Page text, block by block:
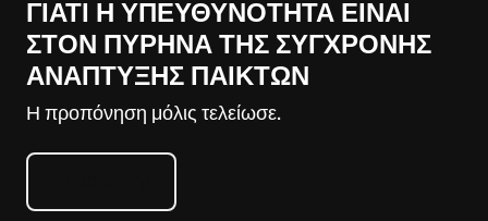
ΓΙΑΤΊ Η ΥΠΕΥΘΥΝΌΤΗΤΑ ΕΊΝΑΙ
ΣΤΟΝ ΠΥΡΉΝΑ ΤΗΣ ΣΎΓΧΡΟΝΗΣ
ΑΝΆΠΤΥΞΗΣ ΠΑΙΚΤΏΝ
Η προπόνηση μόλις τελείωσε.